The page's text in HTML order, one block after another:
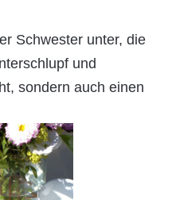
Schwester unter, die
und
sondern auch einen